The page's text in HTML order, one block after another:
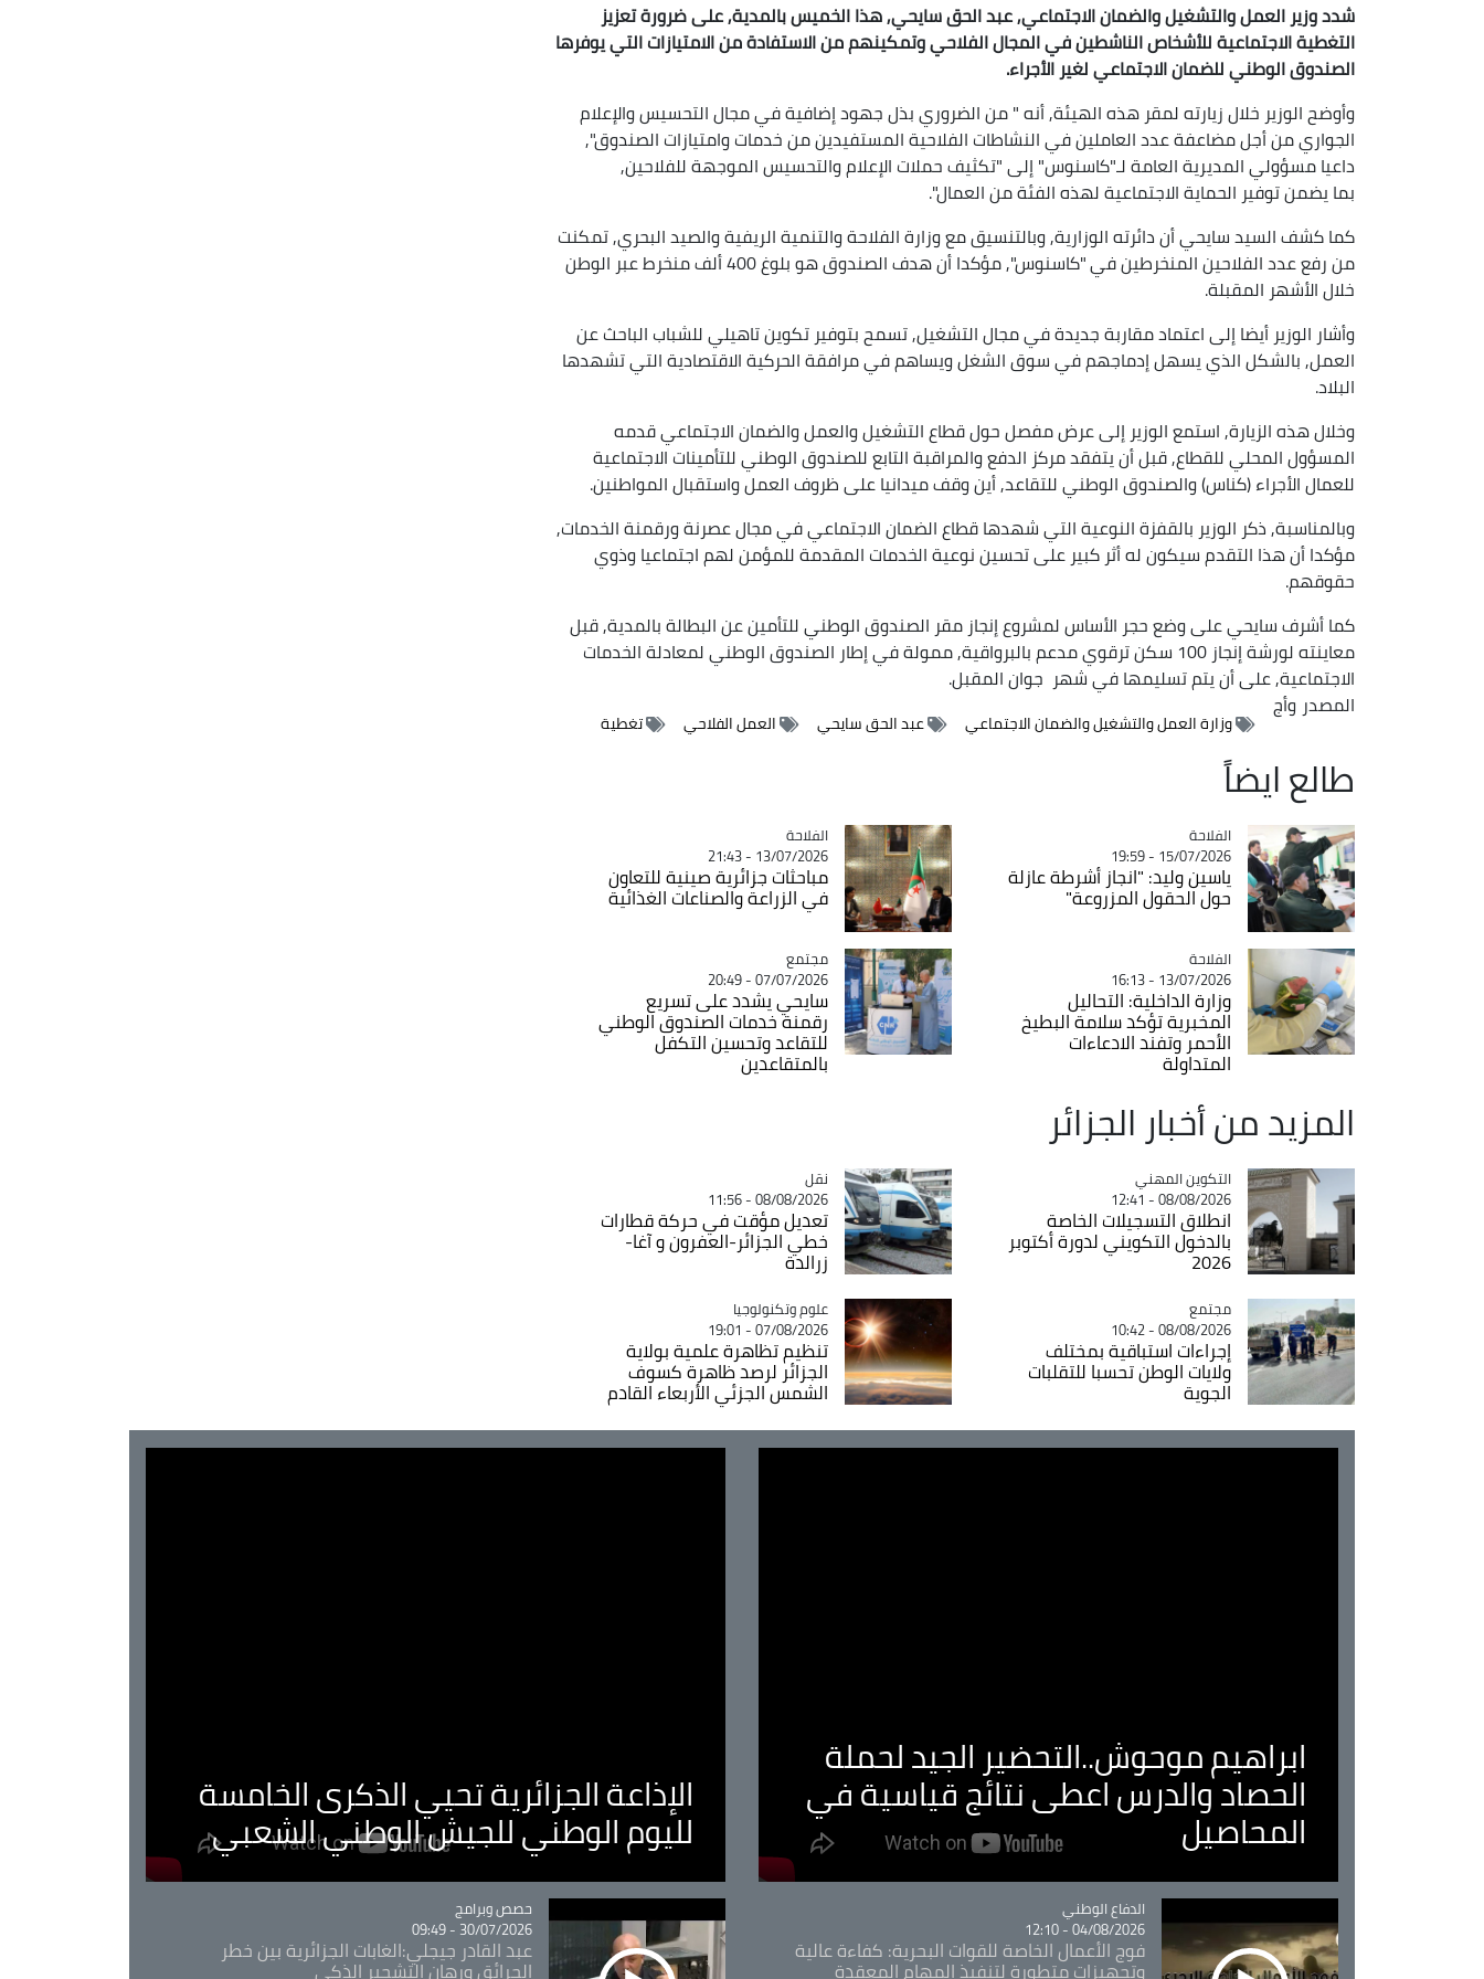
شدد وزير العمل والتشغيل والضمان الاجتماعي, عبد الحق سايحي, هذا الخميس بالمدية, على ضرورة تعزيز
التغطية الاجتماعية للأشخاص الناشطين في المجال الفلاحي وتمكينهم من الاستفادة من الامتيازات التي يوفرها
الصندوق الوطني للضمان الاجتماعي لغير الأجراء.
وأوضح الوزير خلال زيارته لمقر هذه الهيئة, أنه " من الضروري بذل جهود إضافية في مجال التحسيس والإعلام
الجواري من أجل مضاعفة عدد العاملين في النشاطات الفلاحية المستفيدين من خدمات وامتيازات الصندوق",
داعيا مسؤولي المديرية العامة لـ"كاسنوس" إلى "تكثيف حملات الإعلام والتحسيس الموجهة للفلاحين,
بما يضمن توفير الحماية الاجتماعية لهذه الفئة من العمال".
كما كشف السيد سايحي أن دائرته الوزارية, وبالتنسيق مع وزارة الفلاحة والتنمية الريفية والصيد البحري, تمكنت
من رفع عدد الفلاحين المنخرطين في "كاسنوس", مؤكدا أن هدف الصندوق هو بلوغ 400 ألف منخرط عبر الوطن
خلال الأشهر المقبلة.
وأشار الوزير أيضا إلى اعتماد مقاربة جديدة في مجال التشغيل, تسمح بتوفير تكوين تاهيلي للشباب الباحث عن
العمل, بالشكل الذي يسهل إدماجهم في سوق الشغل ويساهم في مرافقة الحركية الاقتصادية التي تشهدها
البلاد.
وخلال هذه الزيارة, استمع الوزير إلى عرض مفصل حول قطاع التشغيل والعمل والضمان الاجتماعي قدمه
المسؤول المحلي للقطاع, قبل أن يتفقد مركز الدفع والمراقبة التابع للصندوق الوطني للتأمينات الاجتماعية
للعمال الأجراء (كناس) والصندوق الوطني للتقاعد, أين وقف ميدانيا على ظروف العمل واستقبال المواطنين.
وبالمناسبة, ذكر الوزير بالقفزة النوعية التي شهدها قطاع الضمان الاجتماعي في مجال عصرنة ورقمنة الخدمات,
مؤكدا أن هذا التقدم سيكون له أثر كبير على تحسين نوعية الخدمات المقدمة للمؤمن لهم اجتماعيا وذوي
حقوقهم.
كما أشرف سايحي على وضع حجر الأساس لمشروع إنجاز مقر الصندوق الوطني للتأمين عن البطالة بالمدية, قبل
معاينته لورشة إنجاز 100 سكن ترقوي مدعم بالبرواقية, ممولة في إطار الصندوق الوطني لمعادلة الخدمات
الاجتماعية, على أن يتم تسليمها في شهر جوان المقبل.
المصدر وأج
وزارة العمل والتشغيل والضمان الاجتماعي عبد الحق سايحي العمل الفلاحي تغطية
طالع ايضاً
Catégorie
الفلاحة
15/07/2026 - 19:59
ياسين وليد: "انجاز أشرطة عازلة
حول الحقول المزروعة"
Catégorie
الفلاحة
13/07/2026 - 21:43
مباحثات جزائرية صينية للتعاون
في الزراعة والصناعات الغذائية
Catégorie
الفلاحة
13/07/2026 - 16:13
وزارة الداخلية: التحاليل
المخبرية تؤكد سلامة البطيخ
الأحمر وتفند الادعاءات
المتداولة
Catégorie
مجتمع
07/07/2026 - 20:49
سايحي يشدد على تسريع
رقمنة خدمات الصندوق الوطني
للتقاعد وتحسين التكفل
بالمتقاعدين
المزيد من أخبار الجزائر
Catégorie
التكوين المهني
08/08/2026 - 12:41
انطلاق التسجيلات الخاصة
بالدخول التكويني لدورة أكتوبر
2026
Catégorie
نقل
08/08/2026 - 11:56
تعديل مؤقت في حركة قطارات
خطي الجزائر-العفرون و آغا-
زرالدة
Catégorie
مجتمع
08/08/2026 - 10:42
إجراءات استباقية بمختلف
ولايات الوطن تحسبا للتقلبات
الجوية
Catégorie
علوم وتكنولوجيا
07/08/2026 - 19:01
تنظيم تظاهرة علمية بولاية
الجزائر لرصد ظاهرة كسوف
الشمس الجزئي الأربعاء القادم
ابراهيم موحوش..التحضير الجيد لحملة
الحصاد والدرس اعطى نتائج قياسية في
المحاصيل
الإذاعة الجزائرية تحيي الذكرى الخامسة
لليوم الوطني للجيش الوطني الشعبي
Catégorie
الدفاع الوطني
04/08/2026 - 12:10
فوج الأعمال الخاصة للقوات البحرية: كفاءة عالية
وتجهيزات متطورة لتنفيذ المهام المعقدة
Catégorie
حصص وبرامج
30/07/2026 - 09:49
عبد القادر جيجلي:الغابات الجزائرية بين خطر
الحرائق ورهان التشجير الذكي